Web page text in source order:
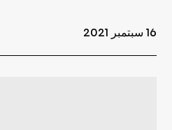
16 سبتمبر 2021